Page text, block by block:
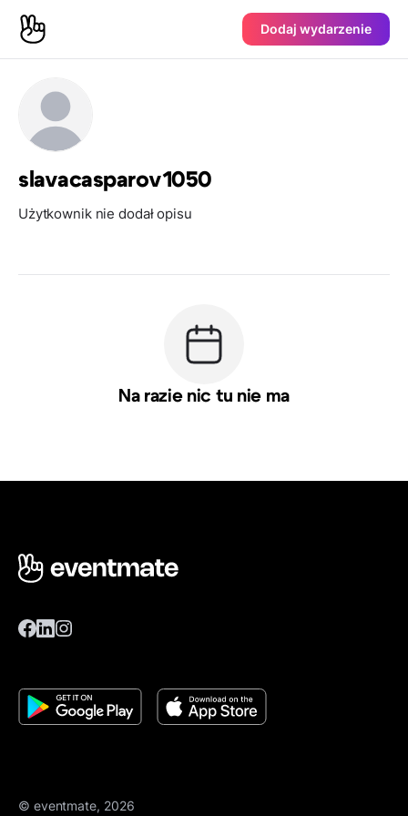
Dodaj wydarzenie
slavacasparov1050
Użytkownik nie dodał opisu
Na razie nic tu nie ma
© eventmate, 2026